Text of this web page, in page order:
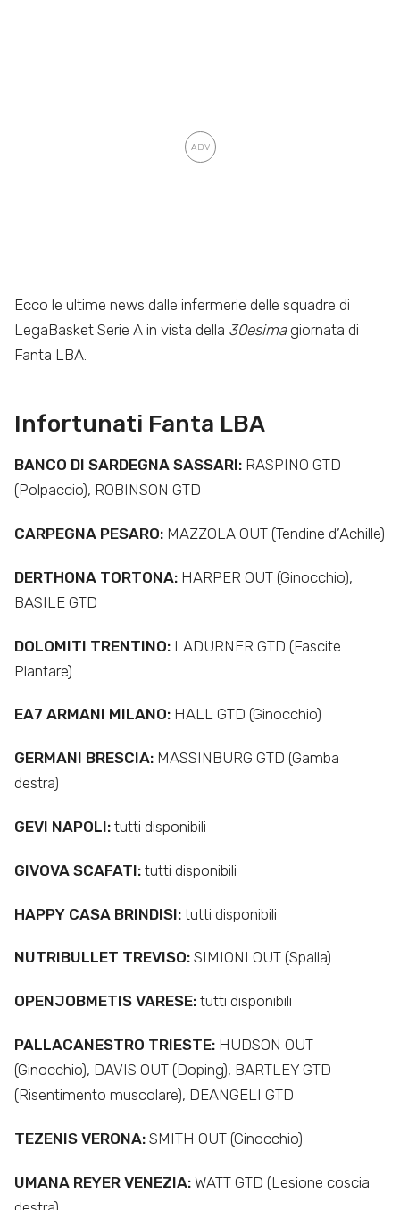
Ecco le ultime news dalle infermerie delle squadre di
LegaBasket Serie A in vista della 30esimagiornata di
Fanta LBA.
Infortunati Fanta LBA
BANCO DI SARDEGNA SASSARI: RASPINO GTD
(Polpaccio), ROBINSON GTD
CARPEGNA PESARO: MAZZOLA OUT (Tendine d’Achille)
DERTHONA TORTONA: HARPER OUT (Ginocchio),
BASILE GTD
DOLOMITI TRENTINO: LADURNER GTD (Fascite
Plantare)
EA7 ARMANI MILANO: HALL GTD (Ginocchio)
GERMANI BRESCIA: MASSINBURG GTD (Gamba
destra)
GEVI NAPOLI: tutti disponibili
GIVOVA SCAFATI: tutti disponibili
HAPPY CASA BRINDISI: tutti disponibili
NUTRIBULLET TREVISO: SIMIONI OUT (Spalla)
OPENJOBMETIS VARESE: tutti disponibili
PALLACANESTRO TRIESTE: HUDSON OUT
(Ginocchio), DAVIS OUT (Doping), BARTLEY GTD
(Risentimento muscolare), DEANGELI GTD
TEZENIS VERONA: SMITH OUT (Ginocchio)
UMANA REYER VENEZIA: WATT GTD (Lesione coscia